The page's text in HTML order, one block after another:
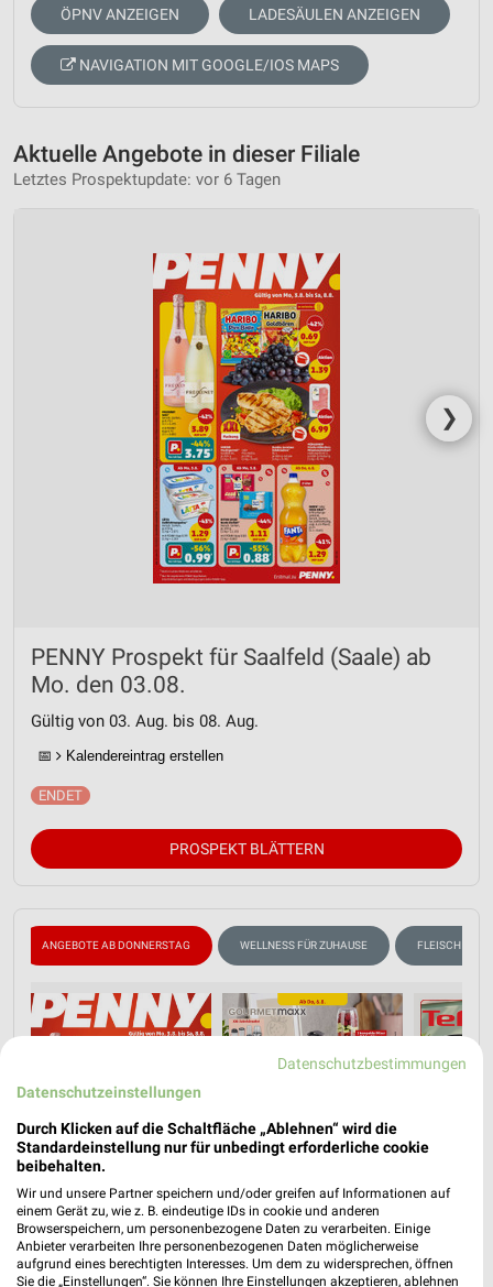
ÖPNV ANZEIGEN LADESÄULEN ANZEIGEN
NAVIGATION MIT GOOGLE/IOS MAPS
Aktuelle Angebote in dieser Filiale
Letztes Prospektupdate: vor 6 Tagen
❯
PENNY Prospekt für Saalfeld (Saale) ab
Mo. den 03.08.
Gültig von 03. Aug. bis 08. Aug.
📅 Kalendereintrag erstellen
PROSPEKT BLÄTTERN
ANGEBOTE AB DONNERSTAG WELLNESS FÜR ZUHAUSE FLEISCH &
Datenschutzbestimmungen
Datenschutzeinstellungen
Durch Klicken auf die Schaltfläche „Ablehnen“ wird die
Standardeinstellung nur für unbedingt erforderliche cookie
beibehalten.
Wir und unsere Partner speichern und/oder greifen auf Informationen auf
einem Gerät zu, wie z. B. eindeutige IDs in cookie und anderen
Browserspeichern, um personenbezogene Daten zu verarbeiten. Einige
Anbieter verarbeiten Ihre personenbezogenen Daten möglicherweise
aufgrund eines berechtigten Interesses. Um dem zu widersprechen, öffnen
Sie die „Einstellungen“. Sie können Ihre Einstellungen akzeptieren, ablehnen